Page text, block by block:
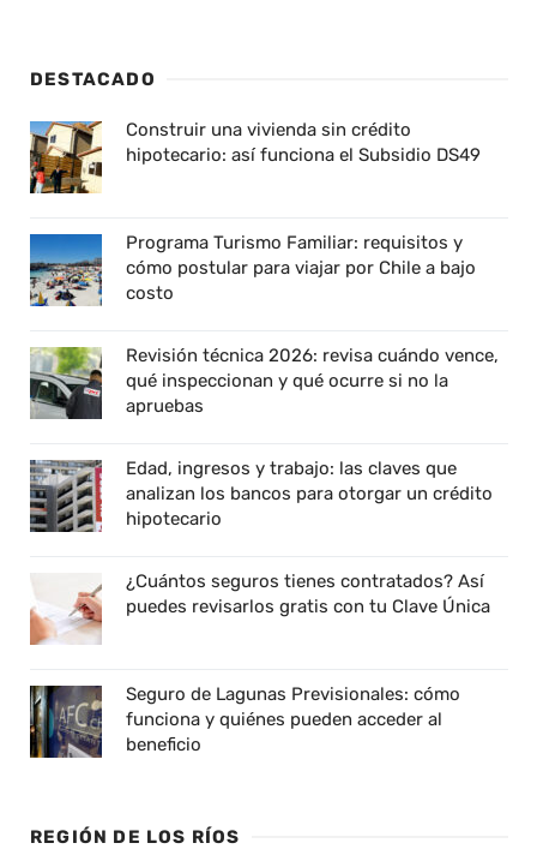
DESTACADO
Construir una vivienda sin crédito
hipotecario: así funciona el Subsidio DS49
Programa Turismo Familiar: requisitos y
cómo postular para viajar por Chile a bajo
costo
Revisión técnica 2026: revisa cuándo vence,
qué inspeccionan y qué ocurre si no la
apruebas
Edad, ingresos y trabajo: las claves que
analizan los bancos para otorgar un crédito
hipotecario
¿Cuántos seguros tienes contratados? Así
puedes revisarlos gratis con tu Clave Única
Seguro de Lagunas Previsionales: cómo
funciona y quiénes pueden acceder al
beneficio
REGIÓN DE LOS RÍOS